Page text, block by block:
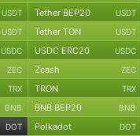
USDT Tether BEP20 USDT
USDT Tether TON USDT
USDC USDC ERC20 USDC
ZEC Zcash ZEC
TRX TRON TRX
BNB BNB BEP20 BNB
DOT Polkadot DOT